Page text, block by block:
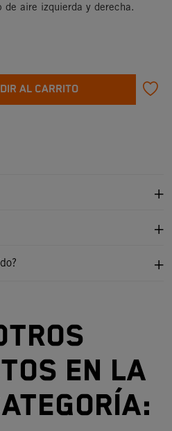
aire izquierda y derecha.
AL CARRITO
en la